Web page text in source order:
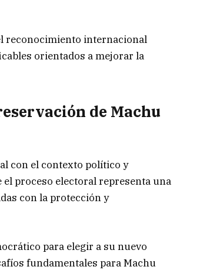
reconocimiento internacional
orientados a mejorar la
de Machu
con el contexto político y
proceso electoral representa una
con la protección y
para elegir a su nuevo
fundamentales para Machu